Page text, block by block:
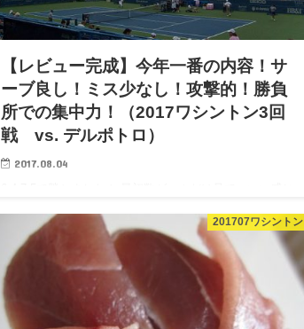
【レビュー完成】今年一番の内容！サ
ーブ良し！ミス少なし！攻撃的！勝負
所での集中力！（2017ワシントン3回
戦 vs. デルポトロ）
2017.08.04
ビューは夜になりますが、記事だけ先に立てておきま
す！ 全仏のころに感じた、「緩やかな復調傾向」が確か
なものに…
201707ワシントン